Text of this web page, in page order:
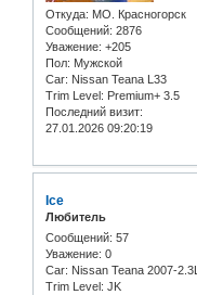
Откуда: МО. Красногорск
Сообщений: 2876
Уважение: +205
Пол: Мужской
Car: Nissan Teana L33
Trim Level: Premium+ 3.5
Последний визит:
27.01.2026 09:20:19
Ice
Любитель
Сообщений: 57
Уважение: 0
Car: Nissan Teana 2007-2.3L
Trim Level: JK